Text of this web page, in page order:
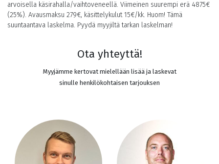
arvoisella käsirahalla/vaihtoveneellä. Viimeinen suurempi erä 4875€
(25%). Avausmaksu 279€, käsittelykulut 15€/kk. Huom! Tämä
suuntaantava laskelma. Pyydä myyjiltä tarkan laskelman!
Ota yhteyttä!
Myyjämme kertovat mielellään lisää ja laskevat
sinulle henkilökohtaisen tarjouksen